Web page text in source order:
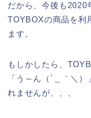
だから、今後も2020
TOYBOXの商品を利
ます。
もしかしたら、
「う～ん（´＿｀＼
れませんが、、、